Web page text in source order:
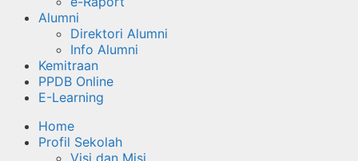
Alumni
Direktori Alumni
Info Alumni
Kemitraan
PPDB Online
E-Learning
Home
Profil Sekolah
Visi dan Misi